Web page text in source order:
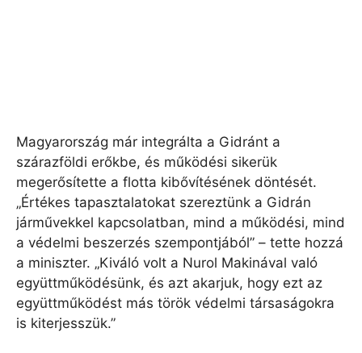
Magyarország már integrálta a Gidránt a
szárazföldi erőkbe, és működési sikerük
megerősítette a flotta kibővítésének döntését.
„Értékes tapasztalatokat szereztünk a Gidrán
járművekkel kapcsolatban, mind a működési, mind
a védelmi beszerzés szempontjából” – tette hozzá
a miniszter. „Kiváló volt a Nurol Makinával való
együttműködésünk, és azt akarjuk, hogy ezt az
együttműködést más török ​​védelmi társaságokra
is kiterjesszük.”